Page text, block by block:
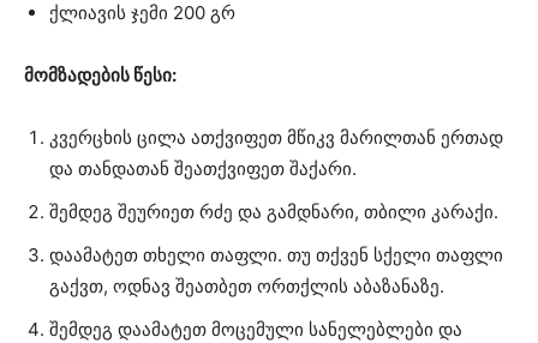
ქლიავის ჯემი 200 გრ
მომზადების წესი:
კვერცხის ცილა ათქვიფეთ მწიკვ მარილთან ერთად
და თანდათან შეათქვიფეთ შაქარი.
შემდეგ შეურიეთ რძე და გამდნარი, თბილი კარაქი.
დაამატეთ თხელი თაფლი. თუ თქვენ სქელი თაფლი
გაქვთ, ოდნავ შეათბეთ ორთქლის აბაზანაზე.
შემდეგ დაამატეთ მოცემული სანელებლები და